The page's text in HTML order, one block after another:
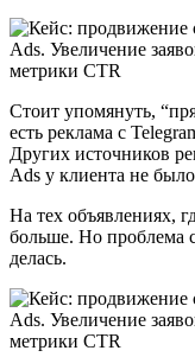
Стоит упомянуть,
есть реклама с
Других источников
Ads у клиента не
На тех объявлениях,
больше. Но проблема
делась.